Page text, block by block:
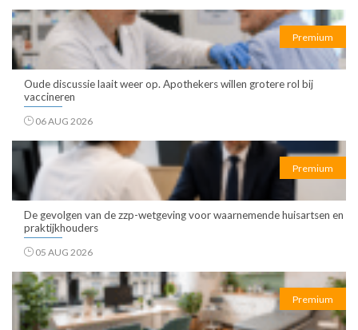
Premium
Oude discussie laait weer op. Apothekers willen grotere rol bij
vaccineren
06 AUG 2026
Premium
De gevolgen van de zzp-wetgeving voor waarnemende huisartsen en
praktijkhouders
05 AUG 2026
Premium